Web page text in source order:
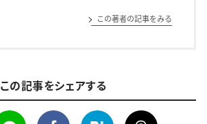
この著者の記事をみる
この記事をシェアする